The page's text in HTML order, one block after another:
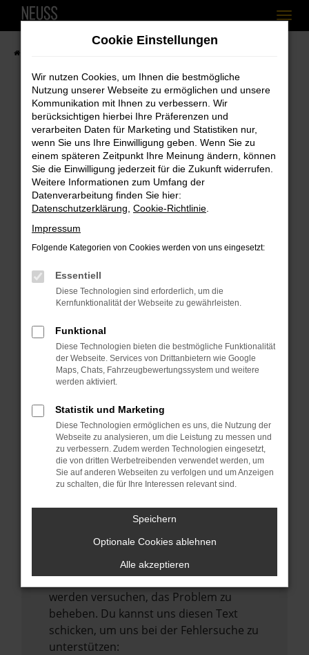
Zum
Fehler: Network Error
Beim Laden ist ein Fehler aufgetreten.
Hier sind ein paar Tipps, die dir helfen können:
Überprüfe deine Firewall und deine
Internetverbindung.
Laden andere Webseiten, zum Beispiel
deine Suchmaschine?
Manche Erweiterungen, wie Werbeblocker,
können das Laden bestimmter Seiten
anderen Browser oder in einem privaten
Fenster?
Starte dein Gerät neu.
Das kann manchmal helfen,
vorübergehende Probleme zu beheben.
Stelle sicher, dass dein Browser und dein
Betriebssystem auf dem neuesten Stand
sind.
Veraltete Software birgt nicht nur ein
Sicherheitsrisiko, sondern kann auch dazu
führen, dass bestimmte Funktionen nicht
mehr unterstützt werden.
Wende dich an den Webseitenbetreiber.
Wenn du alle oben genannten Schritte
versucht hast, kontaktiere uns bitte. Wir
werden versuchen, das Problem zu
beheben. Du kannst uns diesen Text
schicken, um uns bei der Fehlersuche zu
unterstützen:
Cookie Einstellungen
Wir nutzen Cookies, um Ihnen die bestmögliche
Nutzung unserer Webseite zu ermöglichen und unsere
Kommunikation mit Ihnen zu verbessern. Wir
berücksichtigen hierbei Ihre Präferenzen und
verarbeiten Daten für Marketing und Statistiken nur,
wenn Sie uns Ihre Einwilligung geben. Wenn Sie zu
einem späteren Zeitpunkt Ihre Meinung ändern, können
Sie die Einwilligung jederzeit für die Zukunft widerrufen.
Weitere Informationen zum Umfang der
Datenverarbeitung finden Sie hier:
Datenschutzerklärung Cookie-Richtlinie
Impressum
Folgende Kategorien von Cookies werden von uns eingesetzt:
Essentiell
Diese Technologien sind erforderlich, um die
Kernfunktionalität der Webseite zu gewährleisten.
Funktional
Diese Technologien bieten die bestmögliche Funktionalität
der Webseite. Services von Drittanbietern wie Google
Maps, Chats, Fahrzeugbewertungssystem und weitere
werden aktiviert.
Statistik und Marketing
Diese Technologien ermöglichen es uns, die Nutzung der
Webseite zu analysieren, um die Leistung zu messen und
zu verbessern. Zudem werden Technologien eingesetzt,
die von dritten Werbetreibenden verwendet werden, um
Sie auf anderen Webseiten zu verfolgen und um Anzeigen
zu schalten, die für Ihre Interessen relevant sind.
Speichern
Optionale Cookies ablehnen
Alle akzeptieren